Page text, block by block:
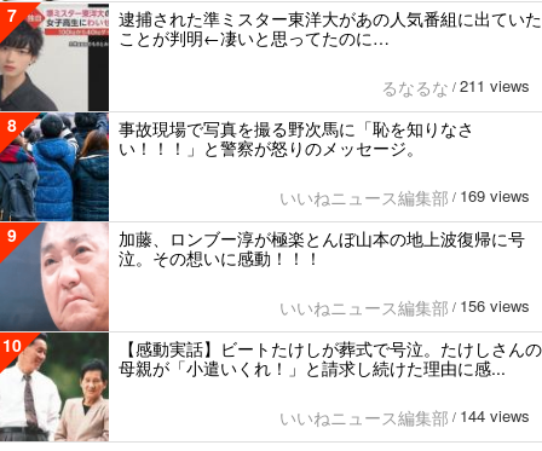
7
逮捕された準ミスター東洋大があの人気番組に出ていた
ことが判明←凄いと思ってたのに…
るなるな / 211 views
8
事故現場で写真を撮る野次馬に「恥を知りなさ
い！！！」と警察が怒りのメッセージ。
いいねニュース編集部 / 169 views
9
加藤、ロンブー淳が極楽とんぼ山本の地上波復帰に号
泣。その想いに感動！！！
いいねニュース編集部 / 156 views
10
【感動実話】ビートたけしが葬式で号泣。たけしさんの
母親が「小遣いくれ！」と請求し続けた理由に感...
いいねニュース編集部 / 144 views